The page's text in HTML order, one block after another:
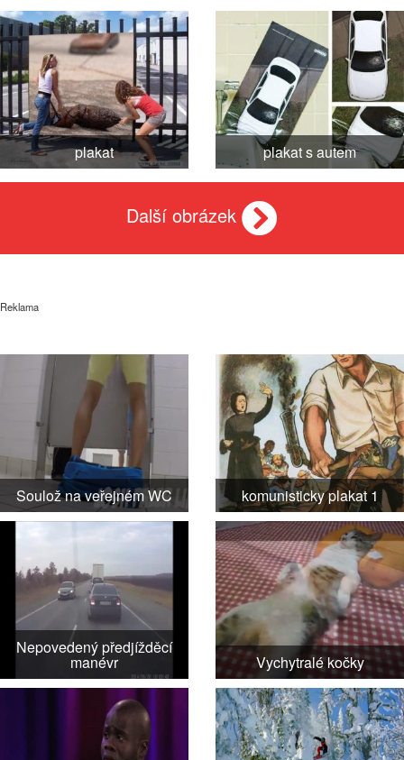
plakat plakat s autem
Další obrázek
Reklama
Soulož na veřejném WC komunisticky plakat 1
Nepovedený předjížděcí
manévr Vychytralé kočky